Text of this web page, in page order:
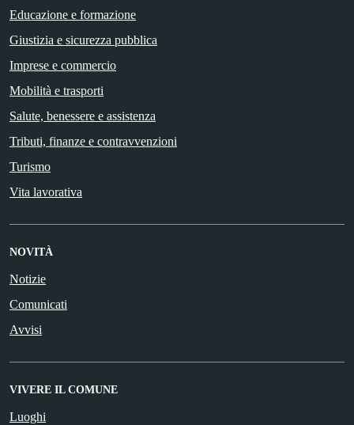
Educazione e formazione
Giustizia e sicurezza pubblica
Imprese e commercio
Mobilità e trasporti
Salute, benessere e assistenza
Tributi, finanze e contravvenzioni
Turismo
Vita lavorativa
NOVITÀ
Notizie
Comunicati
Avvisi
VIVERE IL COMUNE
Luoghi